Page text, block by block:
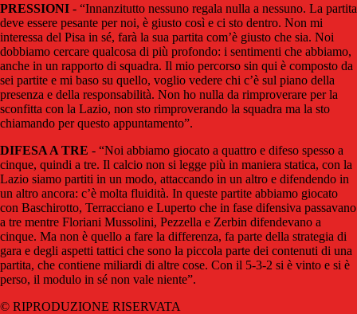
PRESSIONI - “Innanzitutto nessuno regala nulla a nessuno. La partita
deve essere pesante per noi, è giusto così e ci sto dentro. Non mi
interessa del Pisa in sé, farà la sua partita com’è giusto che sia. Noi
dobbiamo cercare qualcosa di più profondo: i sentimenti che abbiamo,
anche in un rapporto di squadra. Il mio percorso sin qui è composto da
sei partite e mi baso su quello, voglio vedere chi c’è sul piano della
presenza e della responsabilità. Non ho nulla da rimproverare per la
sconfitta con la Lazio, non sto rimproverando la squadra ma la sto
chiamando per questo appuntamento”.
DIFESA A TRE - “Noi abbiamo giocato a quattro e difeso spesso a
cinque, quindi a tre. Il calcio non si legge più in maniera statica, con la
Lazio siamo partiti in un modo, attaccando in un altro e difendendo in
un altro ancora: c’è molta fluidità. In queste partite abbiamo giocato
con Baschirotto, Terracciano e Luperto che in fase difensiva passavano
a tre mentre Floriani Mussolini, Pezzella e Zerbin difendevano a
cinque. Ma non è quello a fare la differenza, fa parte della strategia di
gara e degli aspetti tattici che sono la piccola parte dei contenuti di una
partita, che contiene miliardi di altre cose. Con il 5-3-2 si è vinto e si è
perso, il modulo in sé non vale niente”.
© RIPRODUZIONE RISERVATA